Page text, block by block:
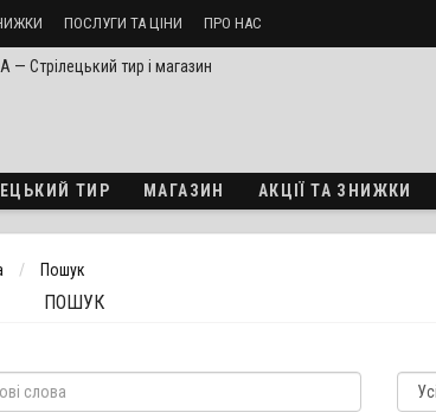
ПОСЛУГИ ТА ЦІНИ ПРО НАС
тир «ТактикА» Доставка і оплата
ТИР МАГАЗИН АКЦІЇ ТА ЗНИЖКИ
Пошук
ПОШУК